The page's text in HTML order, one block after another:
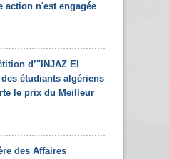
action n'est engagée
d’"INJAZ El
étudiants algériens
le prix du Meilleur
des Affaires